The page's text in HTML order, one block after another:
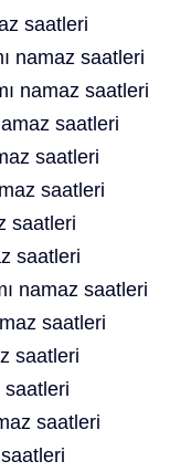
saatleri
namaz saatleri
namaz saatleri
saatleri
saatleri
saatleri
saatleri
saatleri
namaz saatleri
saatleri
saatleri
saatleri
saatleri